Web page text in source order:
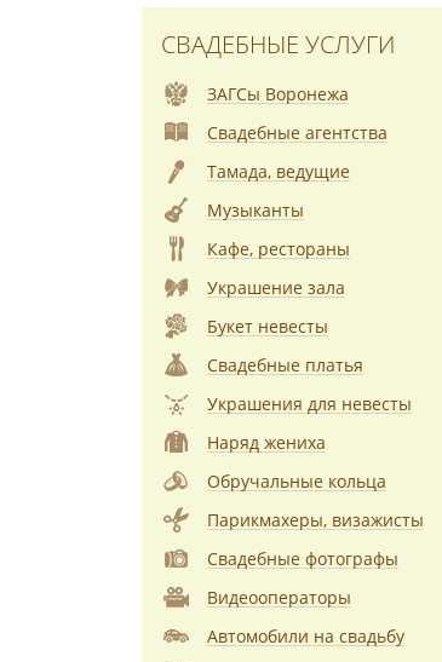
СВАДЕБНЫЕ УСЛУГИ
ЗАГСы Воронежа
Свадебные агентства
Тамада, ведущие
Музыканты
Кафе, рестораны
Украшение зала
Букет невесты
Свадебные платья
Украшения для невесты
Наряд жениха
Обручальные кольца
Парикмахеры, визажисты
Свадебные фотографы
Видеооператоры
Автомобили на свадьбу